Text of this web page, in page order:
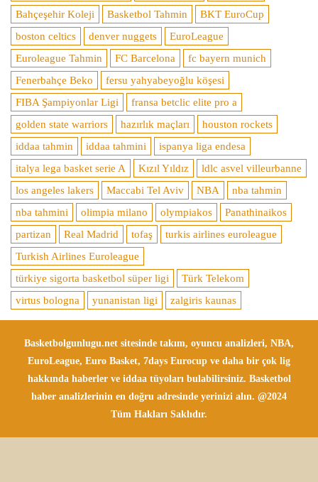
Bahçeşehir Koleji
Basketbol Tahmin
BKT EuroCup
boston celtics
denver nuggets
EuroLeague
Euroleague Tahmin
FC Barcelona
fc bayern munich
Fenerbahçe Beko
fersu yahyabeyoğlu köşesi
FIBA Şampiyonlar Ligi
fransa betclic elite pro a
golden state warriors
hazırlık maçları
houston rockets
iddaa tahmin
iddaa tahmini
ispanya liga endesa
italya lega basket serie A
Kızıl Yıldız
ldlc asvel villeurbanne
los angeles lakers
Maccabi Tel Aviv NBA
nba tahmin
nba tahmini
olimpia milano olympiakos
Panathinaikos
partizan
Real Madrid tofaş
turkis airlines euroleague
Turkish Airlines Euroleague
türkiye sigorta basketbol süper ligi
Türk Telekom
virtus bologna
yunanistan ligi zalgiris kaunas
Basketbolgunlugu.net sitesinde takım, oyuncu analizleri, NBA,
EuroLeague, Euro Basket, 7days Eurocup ve daha bir çok lig
hakkında haberler ve iddaa tüyoları bulabilirsiniz. Basketbol
haber analizlerinin en doğru adresinde yerinizi alın. @2024
Tüm Hakları Saklıdır.